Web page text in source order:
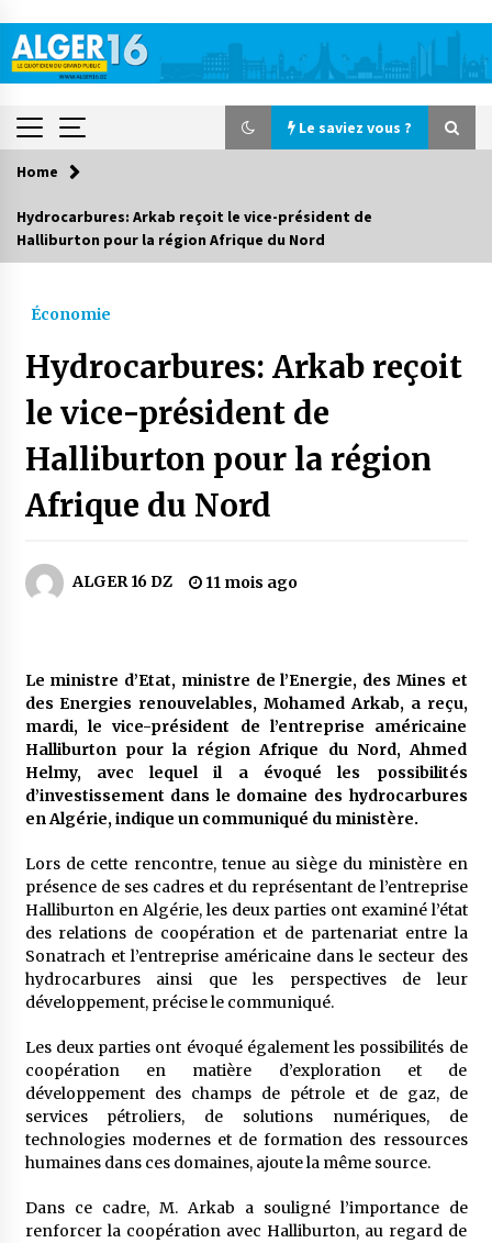
content
Le saviez vous ?
Le saviez vous ?
Accidents de la circulation : 11 décès et 243
Début des camps d’été pour un deuxième
groupe d’enfants autistes
2 jours ago
Parking de la Promenade des Sablettes : Mis en
service de bornes automatiques
3 jours ago
ayants droit
officiels sur les réseaux sociaux
1 semaine ago
Droit de change : Le CPA lance une carte VISA
dédiée aux voyages à l’étranger
1 semaine ago
En service à partir du 1er août prochain :
Lancement de la plateforme numérique dédiée
à l’importation
1 semaine ago
Affaires religieuses : Ouverture des
candidatures au concours du Prix national du
meilleur prêche du vendredi
Droit à l’affiliation au régime national de
retraite : Coup d’envoi d’une campagne de
sensibilisation au profit de la communauté
nationale à l’étranger
2 semaines ago
Lancement d’une campagne nationale de
informel
2 semaines ago
Home
Hydrocarbures: Arkab reçoit le vice-président de
Halliburton pour la région Afrique du Nord
Économie
Hydrocarbures: Arkab reçoit
le vice-président de
Halliburton pour la région
Afrique du Nord
ALGER 16 DZ 11 mois ago
Le ministre d’Etat, ministre de l’Energie, des Mines et
des Energies renouvelables, Mohamed Arkab, a reçu,
mardi, le vice-président de l’entreprise américaine
Halliburton pour la région Afrique du Nord, Ahmed
Helmy, avec lequel il a évoqué les possibilités
d’investissement dans le domaine des hydrocarbures
en Algérie, indique un communiqué du ministère.
Lors de cette rencontre, tenue au siège du ministère en
présence de ses cadres et du représentant de l’entreprise
Halliburton en Algérie, les deux parties ont examiné l’état
des relations de coopération et de partenariat entre la
Sonatrach et l’entreprise américaine dans le secteur des
hydrocarbures ainsi que les perspectives de leur
développement, précise le communiqué.
Les deux parties ont évoqué également les possibilités de
coopération en matière d’exploration et de
développement des champs de pétrole et de gaz, de
services pétroliers, de solutions numériques, de
technologies modernes et de formation des ressources
humaines dans ces domaines, ajoute la même source.
Dans ce cadre, M. Arkab a souligné l’importance de
renforcer la coopération avec Halliburton, au regard de